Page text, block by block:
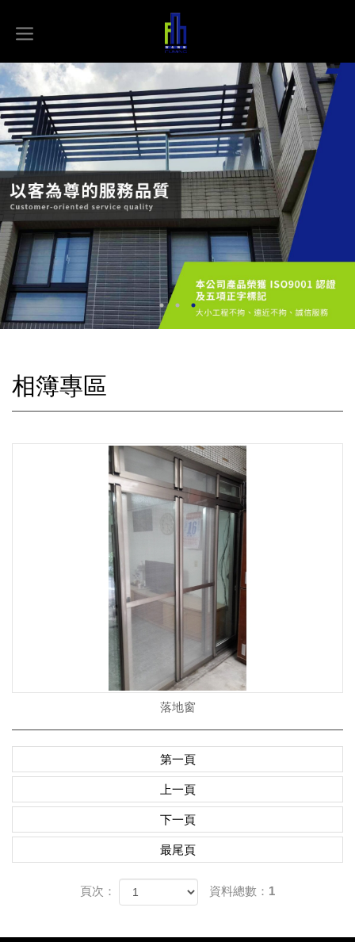
相簿專區
落地窗
第一頁
上一頁
下一頁
最尾頁
頁次： 資料總數：1